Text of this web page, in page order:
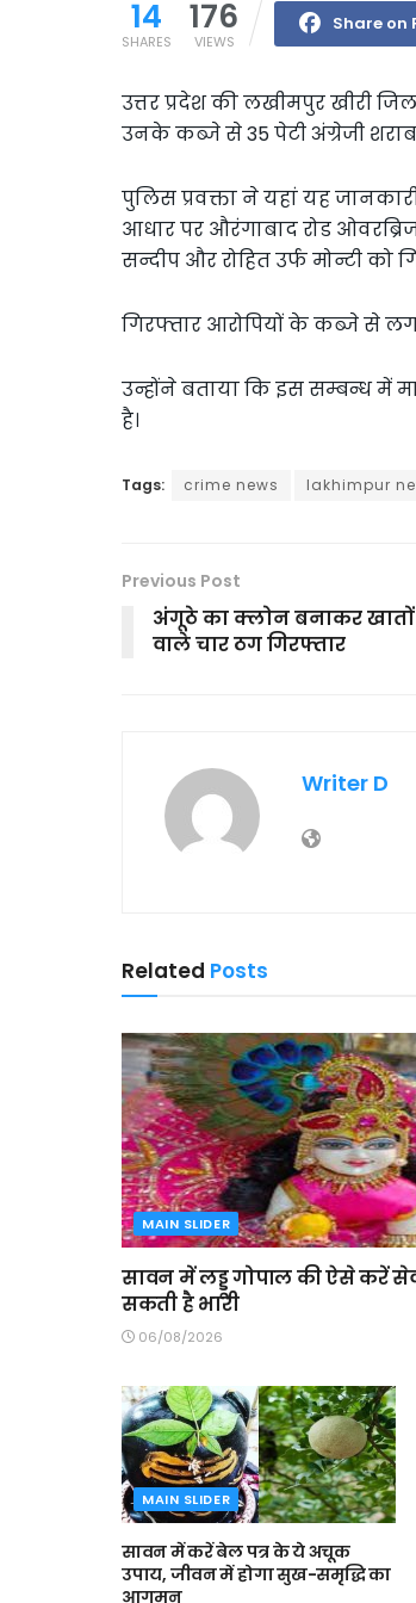
14
SHARES
176
VIEWS
Share on
उत्तर प्रदेश की लखीमपुर खीरी
उनके कब्जे से 35 पेटी अंग्रेजी
पुलिस प्रवक्ता ने यहां यह
आधार पर औरंगाबाद रोड
सन्दीप और रोहित उर्फ मोन्टी को
गिरफ्तार आरोपियों के कब्जे से
उन्होंने बताया कि इस सम्बन्ध में
है।
Tags: crime news lakhimpur
Previous Post
अंगूठे का क्लोन बनाकर
वाले चार ठग गिरफ्तार
Writer D
Related Posts
MAIN SLIDER
सावन में लड्डू गोपाल की ऐसे करें
सकती है भारी
06/08/2026
MAIN SLIDER
सावन में करें बेल पत्र के ये अचूक
उपाय, जीवन में होगा सुख-समृद्धि का
आगमन